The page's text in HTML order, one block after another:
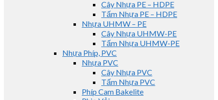
Cây Nhựa PE – HDPE
Tấm Nhựa PE – HDPE
Nhựa UHMW – PE
Cây Nhựa UHMW-PE
Tấm Nhựa UHMW-PE
Nhựa Phíp, PVC
Nhựa PVC
Cây Nhựa PVC
Tấm Nhựa PVC
Phíp Cam Bakelite